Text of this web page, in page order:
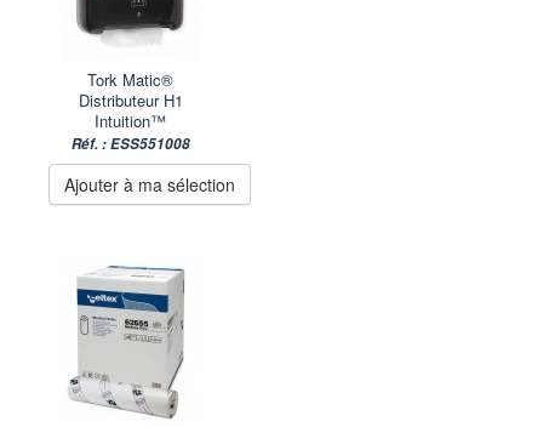
Tork Matic®
Distributeur H1
Intuition™
Réf. : ESS551008
Ajouter à ma sélection